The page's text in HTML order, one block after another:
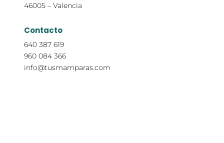
46005 – Valencia
Contacto
640 387 619
960 084 366
info@tusmamparas.com